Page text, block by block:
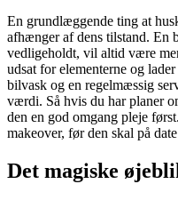
En grundlæggende ting at
afhænger af dens tilstand. En
vedligeholdt, vil altid være
udsat for elementerne og
bilvask og en regelmæssig
værdi. Så hvis du har planer
den en god omgang pleje
makeover, før den skal på
Det magiske